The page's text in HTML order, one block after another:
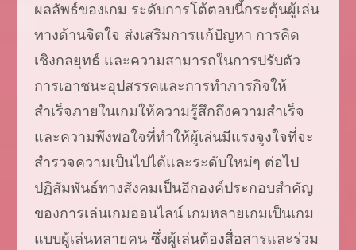
ผลลัพธ์ของเกม ระดับการโต้ตอบนี้กระตุ้นผู้เล่น
ทางด้านจิตใจ ส่งเสริมการแก้ปัญหา การคิด
เชิงกลยุทธ์ และความสามารถในการปรับตัว
การเอาชนะอุปสรรคและการทำภารกิจให้
สำเร็จภายในเกมให้ความรู้สึกถึงความสำเร็จ
และความพึงพอใจที่ทำให้ผู้เล่นมีแรงจูงใจที่จะ
สำรวจความเป็นไปได้และระดับใหม่ๆ ต่อไป
ปฏิสัมพันธ์ทางสังคมเป็นอีกองค์ประกอบสำคัญ
ของการเล่นเกมออนไลน์ เกมหลายเกมเป็นเกม
แบบผู้เล่นหลายคน ซึ่งผู้เล่นต้องสื่อสารและร่วม